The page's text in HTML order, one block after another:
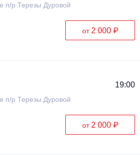
п/р Терезы Дуровой
от 2 000 ₽
19:00
п/р Терезы Дуровой
от 2 000 ₽